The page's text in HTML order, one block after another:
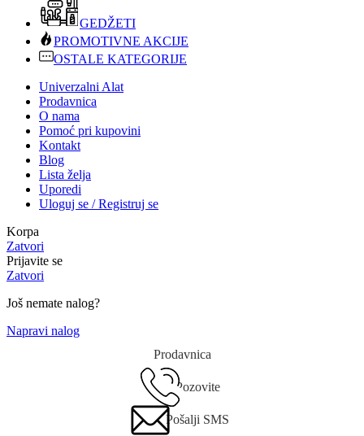
GEDŽETI
PROMOTIVNE AKCIJE
OSTALE KATEGORIJE
Univerzalni Alat
Prodavnica
O nama
Pomoć pri kupovini
Kontakt
Blog
Lista želja
Uporedi
Uloguj se / Registruj se
Korpa
Zatvori
Prijavite se
Zatvori
Još nemate nalog?
Napravi nalog
Prodavnica
Pozovite
Pošalji SMS